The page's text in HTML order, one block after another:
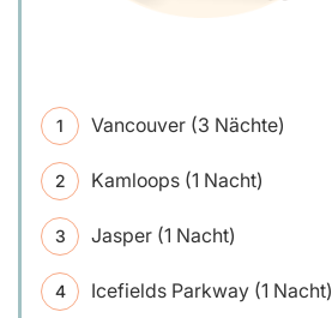
Vancouver (3 Nächte)
Kamloops (1 Nacht)
Jasper (1 Nacht)
Icefields Parkway (1 Nacht)